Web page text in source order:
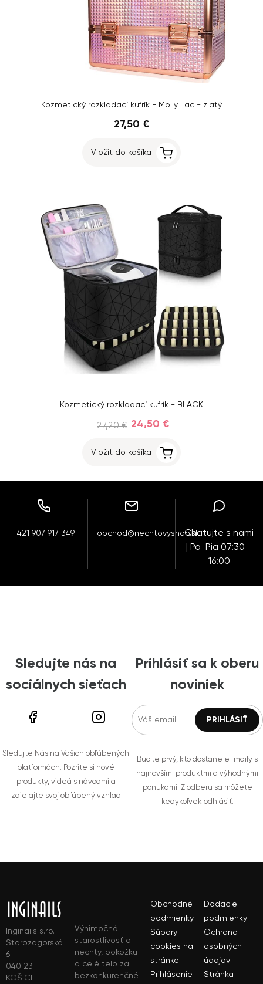
Kozmetický rozkladací kufrík - Molly Lac - zlatý
27,50 €
Vložiť do košíka
Kozmetický rozkladací kufrík - BLACK
27,20 € 24,50 €
Vložiť do košíka
+421 907 917 349 obchod@nechtovyshop.skChatujte s nami
| Po-Pia 07:30 -
16:00
Sledujte nás na
sociálnych sieťach
Sledujte Nás na Vašich obľúbených
platformách. Pozrite si nové
produkty, videá s návodmi a
zdieľajte svoj obľúbený vzhľad
Prihlásiť sa k oberu
noviniek
Buďte prvý, kto dostane e-maily s
najnovšími produktmi a výhodnými
ponukami. Z odberu sa môžete
kedykoľvek odhlásiť.
Inginails s.r.o.
Starozagorská
6
040 23
KOŠICE
Výnimočná
starostlivosť o
nechty, pokožku
a celé telo za
bezkonkurenčné
Obchodné
podmienky
Dodacie
podmienky
Súbory
cookies na
stránke
Ochrana
osobných
údajov
Prihlásenie
Stránka